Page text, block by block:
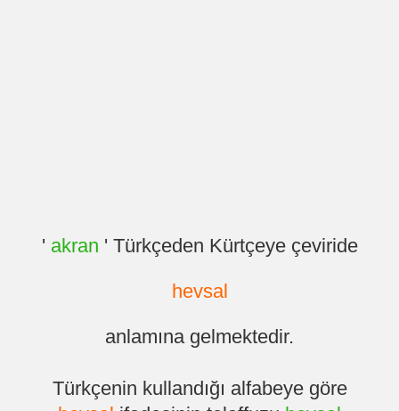
' akran ' Türkçeden Kürtçeye çeviride
hevsal
anlamına gelmektedir.
Türkçenin kullandığı alfabeye göre